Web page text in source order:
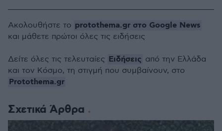
Σχετικά Άρθρα
Ακολουθήστε το protothema.gr στο Google News
και μάθετε πρώτοι όλες τις ειδήσεις
Δείτε όλες τις τελευταίες Ειδήσεις από την Ελλάδα
και τον Κόσμο, τη στιγμή που συμβαίνουν, στο
Protothema.gr